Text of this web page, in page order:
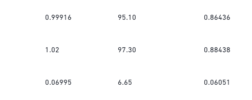
0.99916 95.10 0.86436
1.02 97.30 0.88438
0.06995 6.65 0.06051